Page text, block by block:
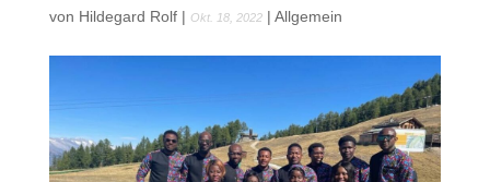
von Hildegard Rolf| Okt. 18, 2022| Allgemein